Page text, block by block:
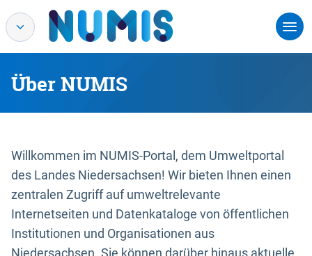
Über NUMIS
Willkommen im NUMIS-Portal, dem Umweltportal
des Landes Niedersachsen! Wir bieten Ihnen einen
zentralen Zugriff auf umweltrelevante
Internetseiten und Datenkataloge von öffentlichen
Institutionen und Organisationen aus
Niedersachsen. Sie können darüber hinaus aktuelle